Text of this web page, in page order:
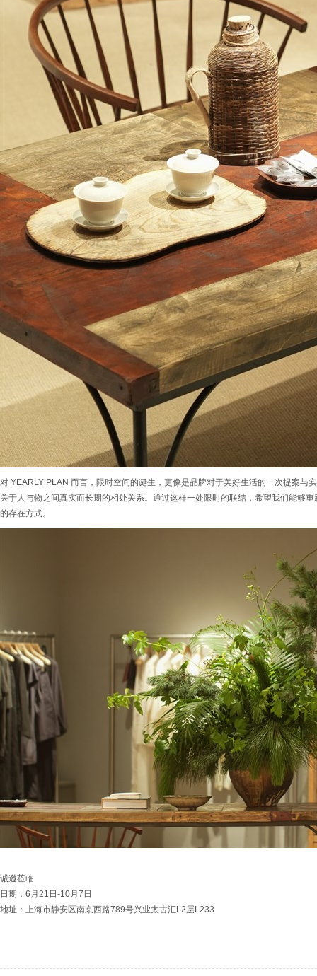
对 YEARLY PLAN 而言，限时空间的诞生，更像是品牌对于美好生活的一次提案与
关于人与物之间真实而长期的相处关系。通过这样一处限时的联结，希望我们能够
的存在方式。
诚邀莅临
日期：6月21日-10月7日
地址：上海市静安区南京西路789号兴业太古汇L2层L233